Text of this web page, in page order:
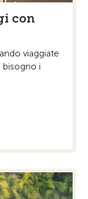
con
viaggiate
bisogno i